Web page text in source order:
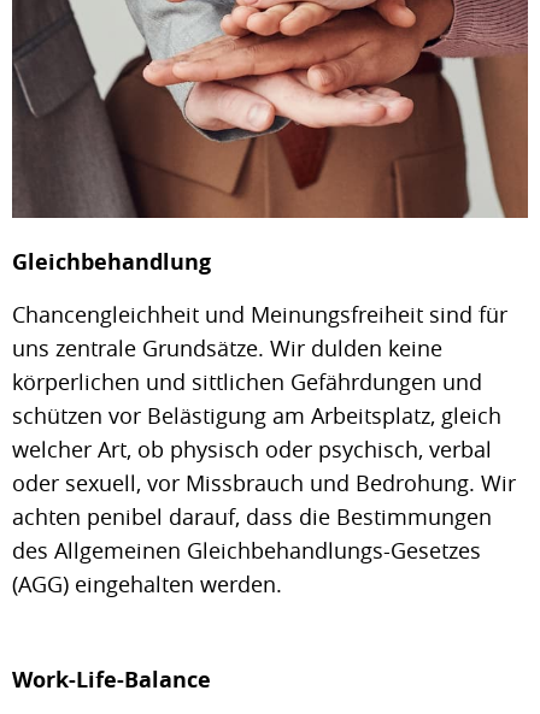
Gleichbehandlung
Chancengleichheit und Meinungsfreiheit sind für
uns zentrale Grundsätze. Wir dulden keine
körperlichen und sittlichen Gefährdungen und
schützen vor Belästigung am Arbeitsplatz, gleich
welcher Art, ob physisch oder psychisch, verbal
oder sexuell, vor Missbrauch und Bedrohung. Wir
achten penibel darauf, dass die Bestimmungen
des Allgemeinen Gleichbehandlungs-Gesetzes
(AGG) eingehalten werden.
Work-Life-Balance